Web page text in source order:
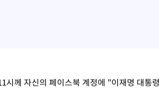
시께 자신의 페이스북 계정에 "이재명 대통